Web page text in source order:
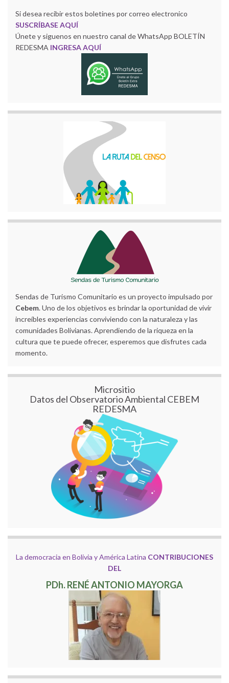
Si desea recibir estos boletines por correo electronico
SUSCRÍBASE AQUÍ
Únete y siguenos en nuestro canal de WhatsApp BOLETÍN
REDESMA INGRESA AQUÍ
Sendas de Turismo Comunitario es un proyecto impulsado por
Cebem. Uno de los objetivos es brindar la oportunidad de vivir
increíbles experiencias conviviendo con la naturaleza y las
comunidades Bolivianas. Aprendiendo de la riqueza en la
cultura que te puede ofrecer, esperemos que disfrutes cada
momento.
Micrositio
Datos del Observatorio Ambiental CEBEM
REDESMA
La democracia en Bolivia y América Latina CONTRIBUCIONES
DEL
PDh. RENÉ ANTONIO MAYORGA